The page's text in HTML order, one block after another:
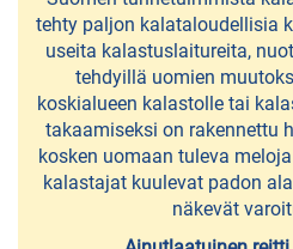
LUONNOSSA
Birgitan
polku
retkeilyreitti
tehty paljon kalataloudellisia
useita kalastuslaitureita,
tehdyillä uomien
koskialueen kalastolle tai
takaamiseksi on rakennettu
kosken uomaan tuleva
kalastajat kuulevat padon
näkevät